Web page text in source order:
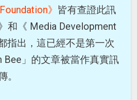
》 皆有查證此訊
和《 Media Development
指出，這已經不是第一次
Bee」的文章被當作真實訊
。